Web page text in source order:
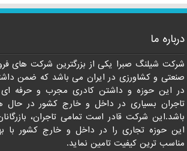
درباره ما
شرکت شیلنگ صبرا یکی از بزرگترین شرکت های
صنعتی و کشاورزی در ایران می باشد که ضمن
در این حوزه و داشتن کادری مجرب و حرفه ای
تاجران بسیاری در داخل و خارج کشور در حال
باشد.این شرکت قادر است تمامی تاجران،
این حوزه تجاری را در داخل و خارج کشور با
مناسب ترین کیفیت تامین نماید.